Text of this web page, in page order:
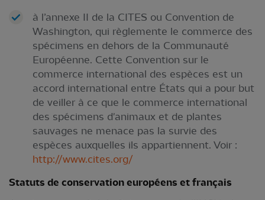
à l’annexe II de la CITES ou Convention de
Washington, qui règlemente le commerce des
spécimens en dehors de la Communauté
Européenne. Cette Convention sur le
commerce international des espèces est un
accord international entre États qui a pour but
de veiller à ce que le commerce international
des spécimens d'animaux et de plantes
sauvages ne menace pas la survie des
espèces auxquelles ils appartiennent. Voir :
http://www.cites.org/
Statuts de conservation européens et français